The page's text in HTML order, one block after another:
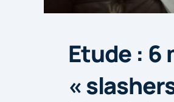
Etude : 6
«